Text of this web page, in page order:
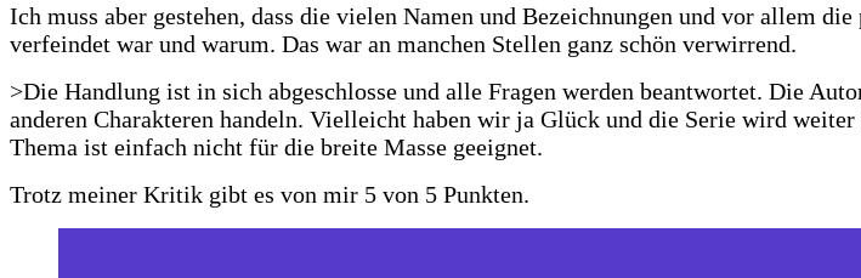
Ich muss aber gestehen, dass die vielen Namen und Bezeichnungen und vor allem
verfeindet war und warum. Das war an manchen Stellen ganz schön verwirrend.
>Die Handlung ist in sich abgeschlosse und alle Fragen werden beantwortet. Die
anderen Charakteren handeln. Vielleicht haben wir ja Glück und die Serie wird
Thema ist einfach nicht für die breite Masse geeignet.
Trotz meiner Kritik gibt es von mir 5 von 5 Punkten.